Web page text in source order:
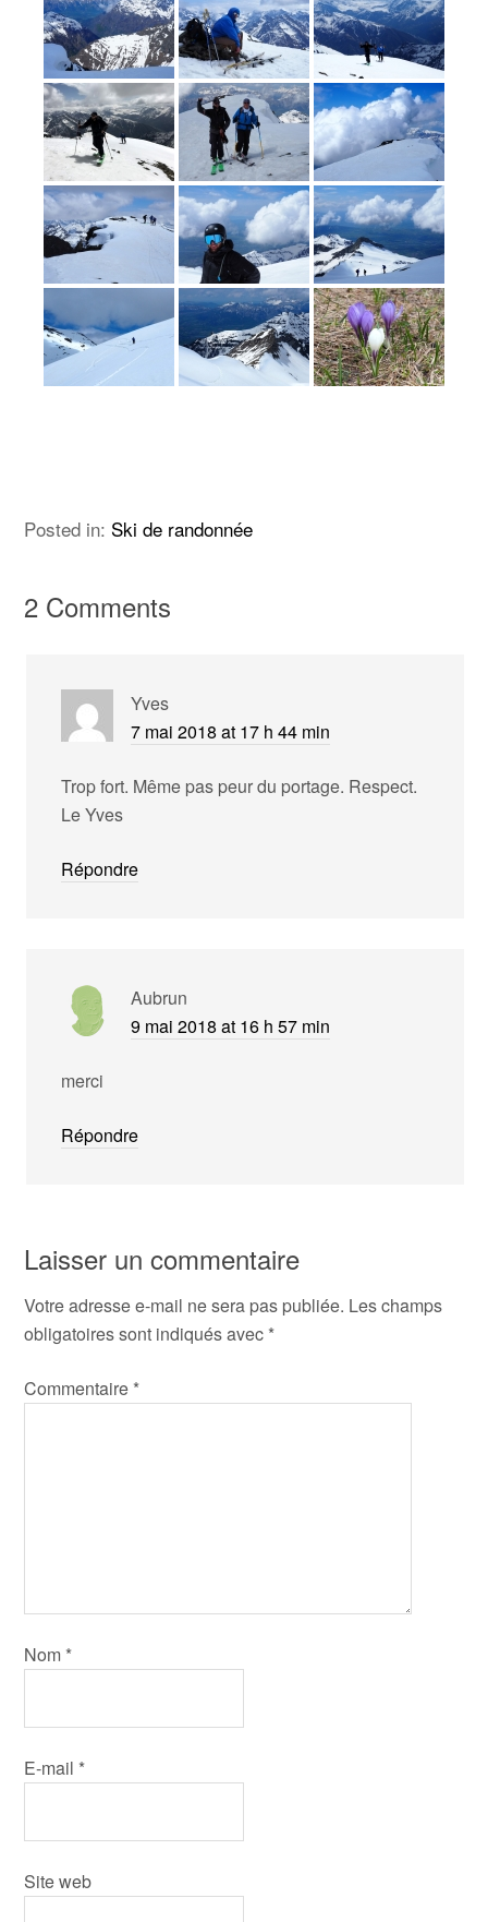
Posted in: Ski de randonnée
2 Comments
Yves
7 mai 2018 at 17 h 44 min
Trop fort. Même pas peur du portage. Respect.
Le Yves
Répondre
Aubrun
9 mai 2018 at 16 h 57 min
merci
Répondre
Laisser un commentaire
Votre adresse e-mail ne sera pas publiée. Les champs
obligatoires sont indiqués avec *
Commentaire *
Nom *
E-mail *
Site web